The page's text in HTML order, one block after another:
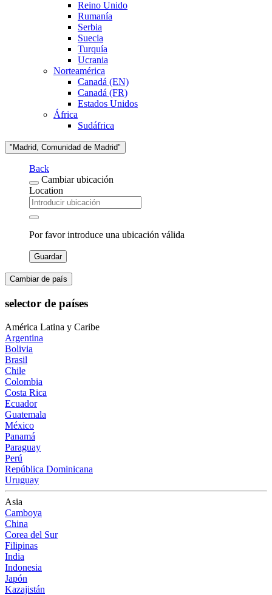
Reino Unido
Rumanía
Serbia
Suecia
Turquía
Ucrania
Norteamérica
Canadá (EN)
Canadá (FR)
Estados Unidos
África
Sudáfrica
"Madrid, Comunidad de Madrid"
Back
Cambiar ubicación
Location
Por favor introduce una ubicación válida
Guardar
Cambiar de país
selector de países
América Latina y Caribe
Argentina
Bolivia
Brasil
Chile
Colombia
Costa Rica
Ecuador
Guatemala
México
Panamá
Paraguay
Perú
República Dominicana
Uruguay
Asia
Camboya
China
Corea del Sur
Filipinas
India
Indonesia
Japón
Kazajistán